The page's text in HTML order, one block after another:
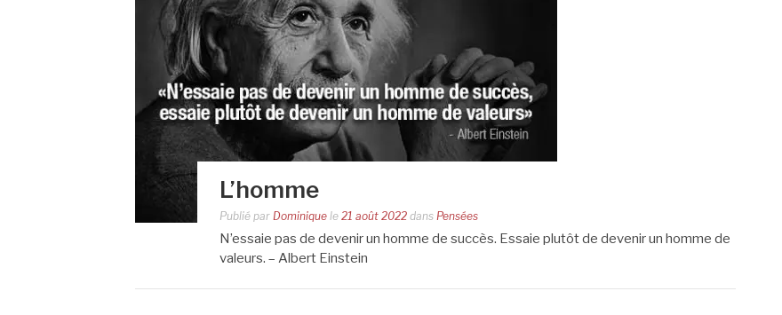
L’homme
Publié par Dominique le 21 août 2022 dans Pensées
N’essaie pas de devenir un homme de succès. Essaie plutôt de devenir un homme de
valeurs. – Albert Einstein